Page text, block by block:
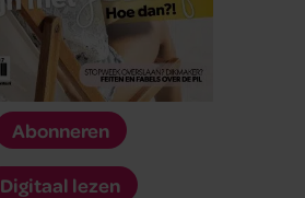
Abonneren
Digitaal lezen